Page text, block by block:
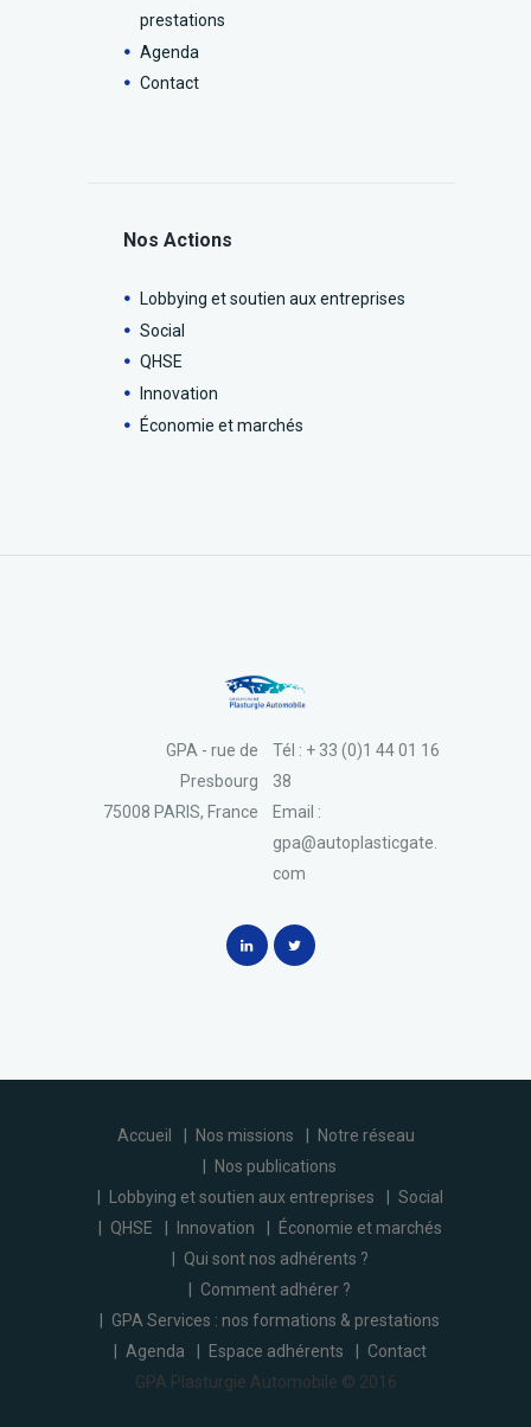
prestations
Agenda
Contact
Nos Actions
Lobbying et soutien aux entreprises
Social
QHSE
Innovation
Économie et marchés
Tél : + 33 (0)1 44 01 16
38
Email :
gpa@autoplasticgate.
com
GPA - rue de
Presbourg
75008 PARIS, France
Accueil Nos missions
Notre réseau
Nos publications
Lobbying et soutien aux entreprises
Social
QHSE
Innovation
Économie et marchés
Qui sont nos adhérents ?
Comment adhérer ?
GPA Services : nos formations & prestations
Agenda
Espace adhérents
Contact
GPA Plasturgie Automobile © 2016